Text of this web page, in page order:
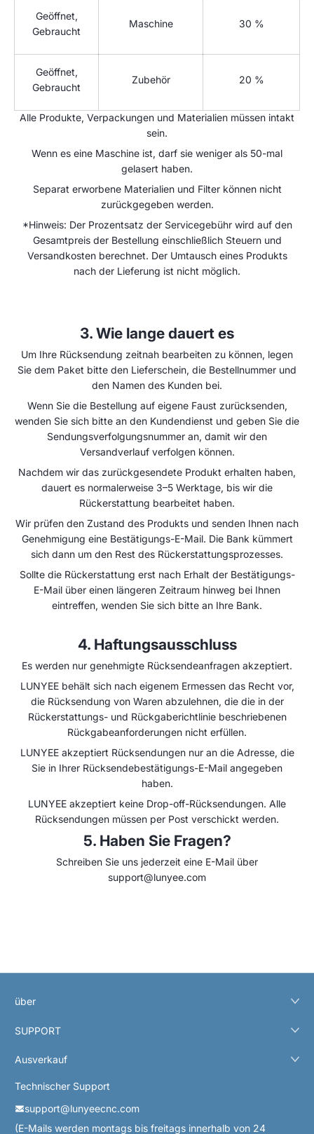
Geöffnet,
Gebraucht
Maschine 30 %
Geöffnet,
Gebraucht
Zubehör 20 %
Alle Produkte, Verpackungen und Materialien müssen intakt
sein.
Wenn es eine Maschine ist, darf sie weniger als 50-mal
gelasert haben.
Separat erworbene Materialien und Filter können nicht
zurückgegeben werden.
*Hinweis: Der Prozentsatz der Servicegebühr wird auf den
Gesamtpreis der Bestellung einschließlich Steuern und
Versandkosten berechnet. Der Umtausch eines Produkts
nach der Lieferung ist nicht möglich.
3. Wie lange dauert es
Um Ihre Rücksendung zeitnah bearbeiten zu können, legen
Sie dem Paket bitte den Lieferschein, die Bestellnummer und
den Namen des Kunden bei.
Wenn Sie die Bestellung auf eigene Faust zurücksenden,
wenden Sie sich bitte an den Kundendienst und geben Sie die
Sendungsverfolgungsnummer an, damit wir den
Versandverlauf verfolgen können.
Nachdem wir das zurückgesendete Produkt erhalten haben,
dauert es normalerweise 3–5 Werktage, bis wir die
Rückerstattung bearbeitet haben.
Wir prüfen den Zustand des Produkts und senden Ihnen nach
Genehmigung eine Bestätigungs-E-Mail. Die Bank kümmert
sich dann um den Rest des Rückerstattungsprozesses.
Sollte die Rückerstattung erst nach Erhalt der Bestätigungs-
E-Mail über einen längeren Zeitraum hinweg bei Ihnen
eintreffen, wenden Sie sich bitte an Ihre Bank.
4. Haftungsausschluss
Es werden nur genehmigte Rücksendeanfragen akzeptiert.
LUNYEE behält sich nach eigenem Ermessen das Recht vor,
die Rücksendung von Waren abzulehnen, die die in der
Rückerstattungs- und Rückgaberichtlinie beschriebenen
Rückgabeanforderungen nicht erfüllen.
LUNYEE akzeptiert Rücksendungen nur an die Adresse, die
Sie in Ihrer Rücksendebestätigungs-E-Mail angegeben
haben.
LUNYEE akzeptiert keine Drop-off-Rücksendungen. Alle
Rücksendungen müssen per Post verschickt werden.
5. Haben Sie Fragen?
Schreiben Sie uns jederzeit eine E-Mail über
support@lunyee.com
über
SUPPORT
Ausverkauf
Technischer Support
support@lunyeecnc.com
(E-Mails werden montags bis freitags innerhalb von 24